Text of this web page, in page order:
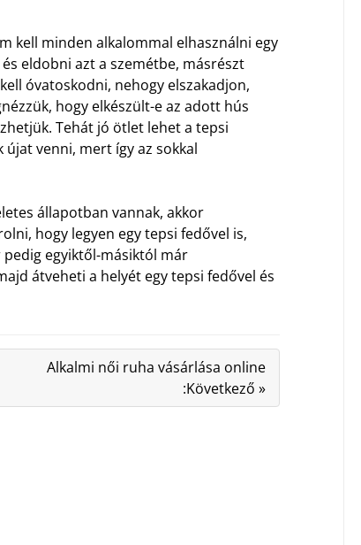
kell minden alkalommal elhasználni egy
eldobni azt a szemétbe, másrészt
óvatoskodni, nehogy elszakadjon,
hogy elkészült-e az adott hús
Tehát jó ötlet lehet a tepsi
venni, mert így az sokkal
állapotban vannak, akkor
hogy legyen egy tepsi fedővel is,
egyiktől-másiktól már
átveheti a helyét egy tepsi fedővel és
Alkalmi női ruha vásárlása online
:Következő »